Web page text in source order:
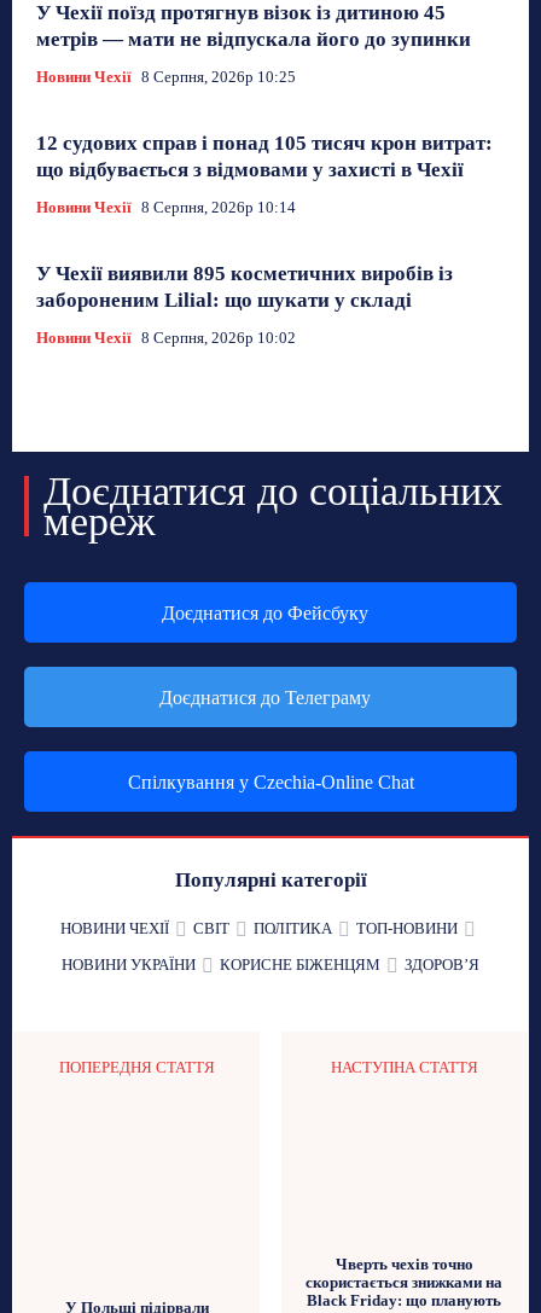
У Чехії поїзд протягнув візок із дитиною 45
метрів — мати не відпускала його до зупинки
Новини Чехії 8 Серпня, 2026р 10:25
12 судових справ і понад 105 тисяч крон витрат:
що відбувається з відмовами у захисті в Чехії
Новини Чехії 8 Серпня, 2026р 10:14
У Чехії виявили 895 косметичних виробів із
забороненим Lilial: що шукати у складі
Новини Чехії 8 Серпня, 2026р 10:02
Доєднатися до соціальних
мереж
Доєднатися до Фейсбуку
Доєднатися до Телеграму
Спілкування у Czechia-Online Chat
Популярні категорії
НОВИНИ ЧЕХІЇ СВІТ ПОЛІТИКА
ТОП-НОВИНИ
НОВИНИ УКРАЇНИ
КОРИСНЕ БІЖЕНЦЯМ ЗДОРОВʼЯ
ПОПЕРЕДНЯ СТАТТЯ
У Польщі підірвали
НАСТУПНА СТАТТЯ
Чверть чехів точно
скористається знижками на
Black Friday: що планують